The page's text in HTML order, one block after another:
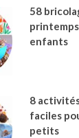
58
enfants
8
faciles
petits